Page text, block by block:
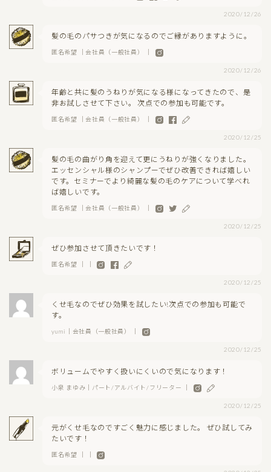
2020/12/26
髪の毛のパサつきが気になるのでご縁がありますように。
匿名希望 ｜会社員（一般社員） ｜
2020/12/26
年齢と共に髪のうねりが気になる様になってきたので、是
非お試しさせて下さい。 次点での参加も可能です。
匿名希望 ｜会社員（一般社員） ｜
2020/12/25
髪の毛の曲がり角を迎えて更にうねりが強くなりました。
エッセンシャル様のシャンプーでぜひ改善できれば嬉しい
です。セミナーでより綺麗な髪の毛のケアについて学べれ
ば嬉しいです。
匿名希望 ｜会社員（一般社員） ｜
2020/12/25
ぜひ参加させて頂きたいです！
匿名希望 ｜ ｜
2020/12/25
くせ毛なのでぜひ効果を試したい!次点での参加も可能で
す。
yumi｜会社員（一般社員） ｜
2020/12/25
ボリュームでやすく扱いにくいので気になります！
小泉 まゆみ｜パート/アルバイト/フリーター ｜
2020/12/25
元がくせ毛なのですごく魅力に感じました。 ぜひ試してみ
たいです！
匿名希望 ｜ ｜